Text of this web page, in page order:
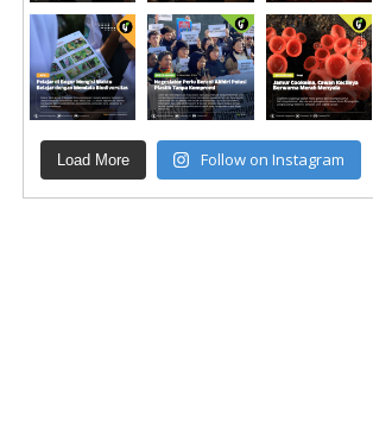
Load More Follow on Instagram